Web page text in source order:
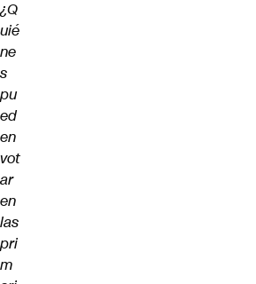
¿Q
uié
ne
s
pu
ed
en
vot
ar
en
las
pri
m